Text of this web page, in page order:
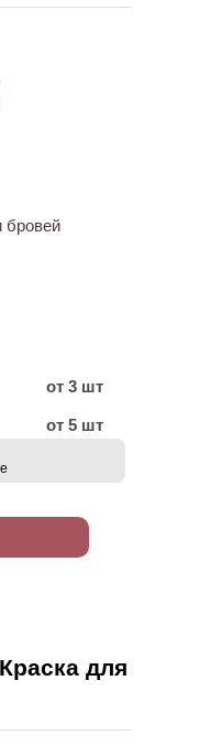
бровей
от 3 шт
от 5 шт
для